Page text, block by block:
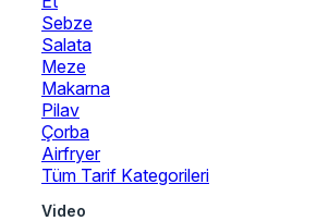
Sebze
Salata
Meze
Makarna
Pilav
Çorba
Airfryer
Tüm Tarif Kategorileri
Video